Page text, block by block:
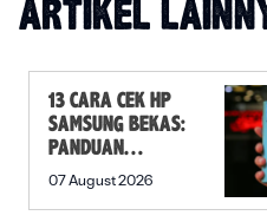
ARTIKEL
13 CARA CEK HP
SAMSUNG BEKAS:
PANDUAN
SEBELUM
07 August 2026